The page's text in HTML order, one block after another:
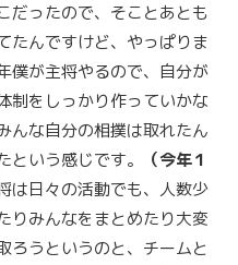
だったので、そことあとも
たんですけど、やっぱりま
僕が主将やるので、自分が
制をしっかり作っていかな
んな自分の相撲は取れたん
いう感じです。
（今年１
は日々の活動でも、人数少
りみんなをまとめたり大変
ろうというのと、チームと